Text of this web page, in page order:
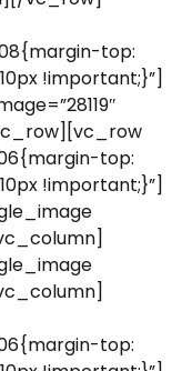
top:
!important;}”]
top:
!important;}”]
top: